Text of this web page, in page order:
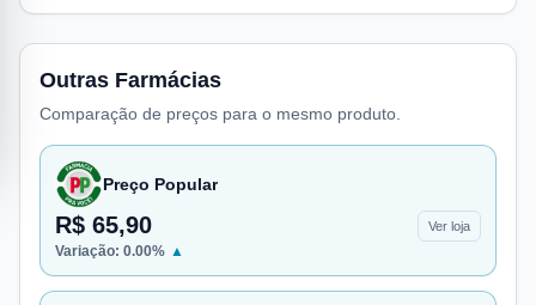
Outras Farmácias
Comparação de preços para o mesmo produto.
Preço Popular
R$ 65,90 Ver loja
Variação: 0.00% ▲